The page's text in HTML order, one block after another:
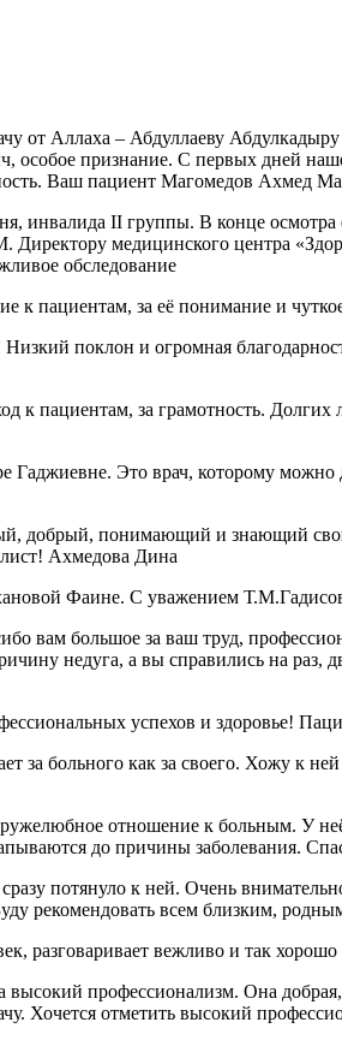
от Аллаха – Абдуллаеву
особое признание. С первых дней
Ваш пациент Магомедов Ахмед
II группы. В конце осмотра
медицинского центра
обследование
к пациентам, за её понимание и
поклон и огромная
к пациентам, за грамотность.
Это врач, которому можно
добрый, понимающий и знающий
Ахмедова Дина
Фаине. С уважением
вам большое за ваш труд,
недуга, а вы справились на раз,
успехов и здоровье!
больного как за своего. Хожу к
отношение к больным. У
до причины заболевания.
потянуло к ней. Очень
рекомендовать всем близким,
разговаривает вежливо и так
профессионализм. Она
Хочется отметить высокий